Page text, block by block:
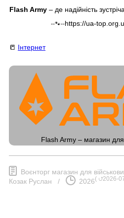
Flash Army – де надійність
--🐾--https://ua-
📒 Інтернет
Flash Army – магазин
Воєнторг магазин для
Козак Руслан / 2026( ⮍2026-